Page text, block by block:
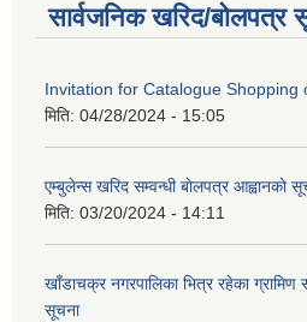
सार्वजनिक खरिद/बोलपत्र
Invitation for Catalogue Shopping
मिति: 04/28/2024 - 15:05
एम्बुलेन्स खरिद सम्वन्धी बाेलपत्र आह्वानकाे
मिति: 03/20/2024 - 14:11
खाँडाचक्र नगरपालिका भित्र रहेका
सूचना